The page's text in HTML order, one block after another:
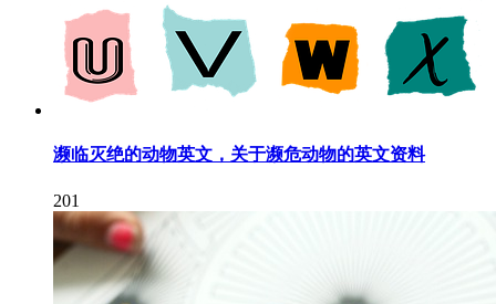
濒临灭绝的动物英文，关于濒危动物的英文资料
201